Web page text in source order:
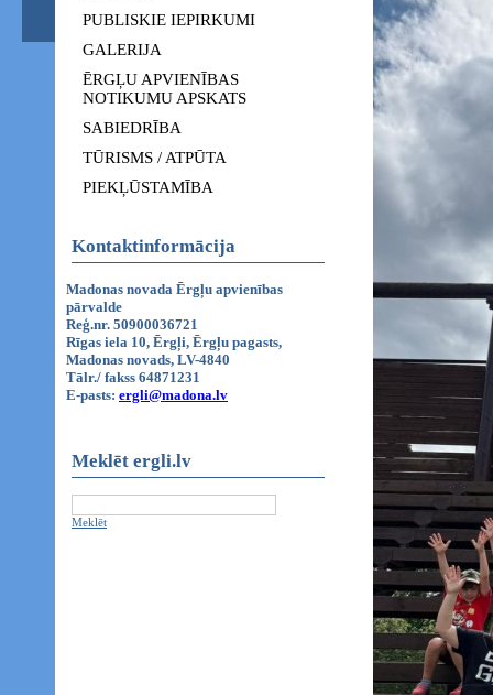
PUBLISKIE IEPIRKUMI
GALERIJA
ĒRGĻU APVIENĪBAS
NOTIKUMU APSKATS
SABIEDRĪBA
TŪRISMS / ATPŪTA
PIEKĻŪSTAMĪBA
Kontaktinformācija
Madonas novada Ērgļu apvienības
pārvalde
Reģ.nr. 50900036721
Rīgas iela 10, Ērgļi, Ērgļu pagasts,
Madonas novads, LV-4840
Tālr./ fakss 64871231
E-pasts: ergli@madona.lv
Meklēt ergli.lv
Meklēt